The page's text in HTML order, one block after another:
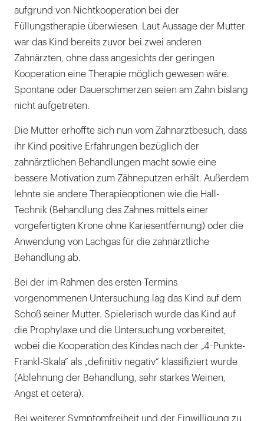
aufgrund von Nichtkooperation bei der
Füllungstherapie überwiesen. Laut Aussage der Mutter
war das Kind bereits zuvor bei zwei anderen
Zahnärzten, ohne dass angesichts der geringen
Kooperation eine Therapie möglich gewesen wäre.
Spontane oder Dauerschmerzen seien am Zahn bislang
nicht aufgetreten.
Die Mutter erhoffte sich nun vom Zahnarztbesuch, dass
ihr Kind positive Erfahrungen bezüglich der
zahnärztlichen Behandlungen macht sowie eine
bessere Motivation zum Zähneputzen erhält. Außerdem
lehnte sie andere Therapieoptionen wie die Hall-
Technik (Behandlung des Zahnes mittels einer
vorgefertigten Krone ohne Kariesentfernung) oder die
Anwendung von Lachgas für die zahnärztliche
Behandlung ab.
Bei der im Rahmen des ersten Termins
vorgenommenen Untersuchung lag das Kind auf dem
Schoß seiner Mutter. Spielerisch wurde das Kind auf
die Prophylaxe und die Untersuchung vorbereitet,
wobei die Kooperation des Kindes nach der „4-Punkte-
Frankl-Skala“ als „definitiv negativ“ klassifiziert wurde
(Ablehnung der Behandlung, sehr starkes Weinen,
Angst et cetera).
Bei weiterer Symptomfreiheit und der Einwilligung zu